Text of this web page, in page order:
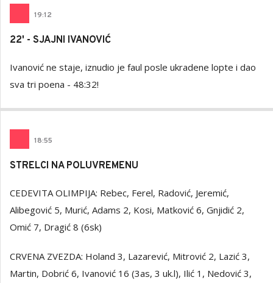
19:12
22' - SJAJNI IVANOVIĆ
Ivanović ne staje, iznudio je faul posle ukradene lopte i dao
sva tri poena - 48:32!
18:55
STRELCI NA POLUVREMENU
CEDEVITA OLIMPIJA: Rebec, Ferel, Radović, Jeremić,
Alibegović 5, Murić, Adams 2, Kosi, Matković 6, Gnjidić 2,
Omić 7, Dragić 8 (6sk)
CRVENA ZVEZDA: Holand 3, Lazarević, Mitrović 2, Lazić 3,
Martin, Dobrić 6, Ivanović 16 (3as, 3 uk.l), Ilić 1, Nedović 3,